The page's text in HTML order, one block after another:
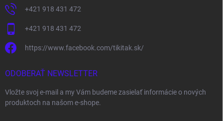
+421 918 431 472
+421 918 431 472
https://www.facebook.com/tikitak.sk/
ODOBERAŤ NEWSLETTER
Vložte svoj e-mail a my Vám budeme zasielať informácie o nových
produktoch na našom e-shope.